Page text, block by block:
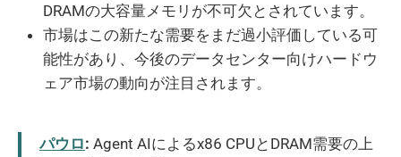
DRAMの大容量メモリが不可欠とされています。
市場はこの新たな需要をまだ過小評価している可
能性があり、今後のデータセンター向けハードウ
ェア市場の動向が注目されます。
パウロ: Agent AIによるx86 CPUとDRAM需要の上